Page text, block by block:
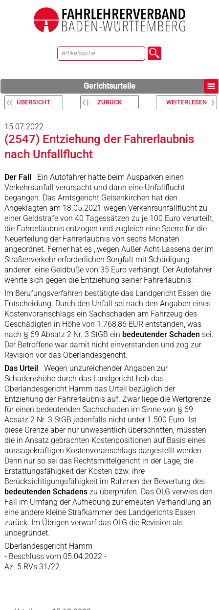
Gerichtsurteile
ÜBERSICHT ZURÜCK WEITERLESEN
15.07.2022
(2547) Entziehung der Fahrerlaubnis
nach Unfallflucht
Der Fall
Ein Autofahrer hatte beim Ausparken einen
Verkehrsunfall verursacht und dann eine Unfallflucht
begangen. Das Amtsgericht Gelsenkirchen hat den
Angeklagten am 18.05.2021 wegen Verkehrsunfallflucht zu
einer Geldstrafe von 40 Tagessätzen zu je 100 Euro verurteilt,
die Fahrerlaubnis entzogen und zugleich eine Sperre für die
Neuerteilung der Fahrerlaubnis von sechs Monaten
angeordnet. Ferner hat es ,,wegen Außer-Acht-Lassens der im
Straßenverkehr erforderlichen Sorgfalt mit Schädigung
anderer" eine Geldbuße von 35 Euro verhängt. Der Autofahrer
wehrte sich gegen die Entziehung seiner Fahrerlaubnis.
Im Berufungsverfahren bestätigte das Landgericht Essen die
Entscheidung. Durch den Unfall sei nach den Angaben eines
Kostenvoranschlags ein Sachschaden am Fahrzeug des
Geschädigten in Höhe von 1.768,86 EUR entstanden, was
nach § 69 Absatz 2 Nr. 3 StGB ein bedeutender Schaden sei.
Der Betroffene war damit nicht einverstanden und zog zur
Revision vor das Oberlandesgericht.
Das Urteil
Wegen unzureichender Angaben zur
Schadenshöhe durch das Landgericht hob das
Oberlandesgericht Hamm das Urteil bezüglich der
Entziehung der Fahrerlaubnis auf. Zwar liege die Wertgrenze
für einen bedeutenden Sachschaden im Sinne von § 69
Absatz 2 Nr. 3 StGB jedenfalls nicht unter 1.500 Euro. Ist
diese Grenze aber nur unwesentlich überschritten, müssten
die in Ansatz gebrachten Kostenpositionen auf Basis eines
aussagekräftigen Kostenvoranschlags dargestellt werden.
Denn nur so sei das Rechtsmittelgericht in der Lage, die
Erstattungsfähigkeit der Kosten bzw. ihre
Berücksichtigungsfähigkeit im Rahmen der Bewertung des
bedeutenden Schadenszu überprüfen. Das OLG verwies den
Fall im Umfang der Aufhebung zur erneuten Verhandlung an
eine andere kleine Strafkammer des Landgerichts Essen
zurück. Im Übrigen verwarf das OLG die Revision als
unbegründet.
Oberlandesgericht Hamm
- Beschluss vom 05.04.2022 -
Az. 5 RVs 31/22